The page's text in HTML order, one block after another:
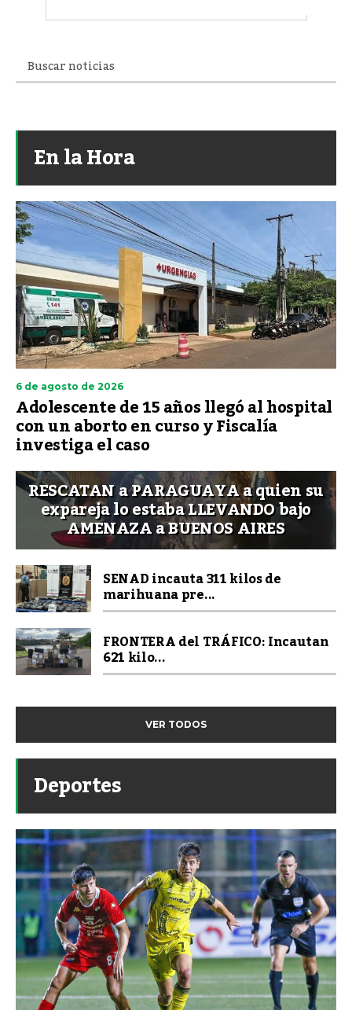
En la Hora
6 de agosto de 2026
Adolescente de 15 años llegó al hospital
con un aborto en curso y Fiscalía
investiga el caso
RESCATAN a PARAGUAYA a quien su
expareja lo estaba LLEVANDO bajo
AMENAZA a BUENOS AIRES
SENAD incauta 311 kilos de
marihuana pre...
FRONTERA del TRÁFICO: Incautan
621 kilo...
VER TODOS
Deportes